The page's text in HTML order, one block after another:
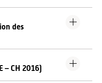
des
– CH 2016)